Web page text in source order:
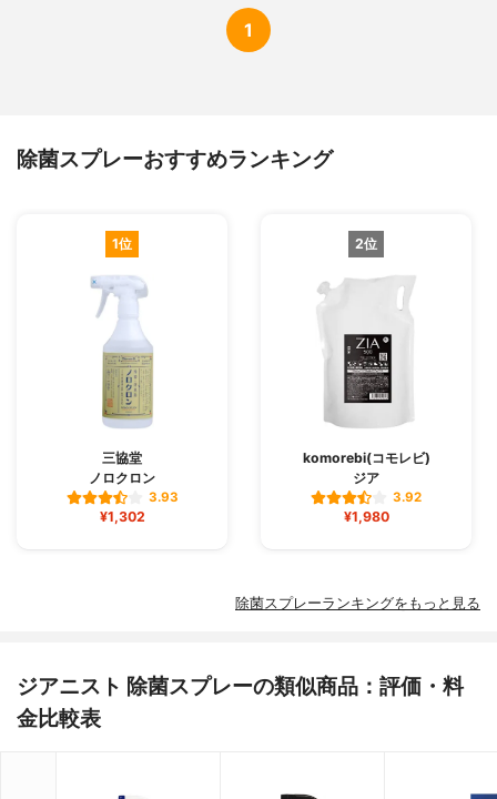
1
除菌スプレーおすすめランキング
1位
三協堂
ノロクロン
3.93
¥1,302
2位
komorebi(コモレビ)
ジア
3.92
¥1,980
除菌スプレーランキングをもっと見る
ジアニスト 除菌スプレーの類似商品：評価・料
金比較表